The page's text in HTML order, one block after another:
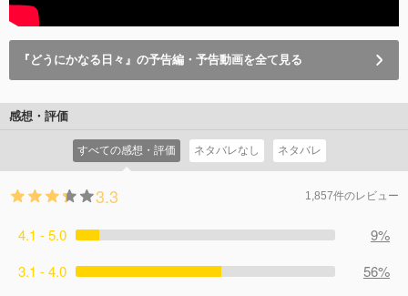
『どうにかなる日々』の予告編・予告動画を全て見る
感想・評価
すべての感想・評価 ネタバレなし ネタバレ
3.3 1,857件のレビュー
4.1 - 5.0
9%
3.1 - 4.0
56%